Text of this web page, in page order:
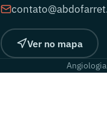
Ver no mapa